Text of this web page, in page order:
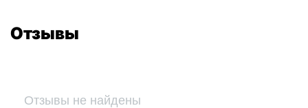
Отзывы
Отзывы не найдены